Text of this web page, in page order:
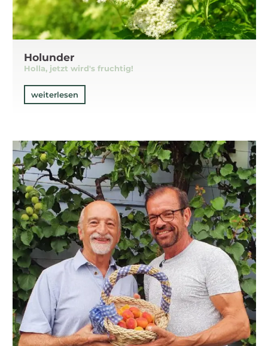
Holunder
Holla, jetzt wird's fruchtig!
weiterlesen